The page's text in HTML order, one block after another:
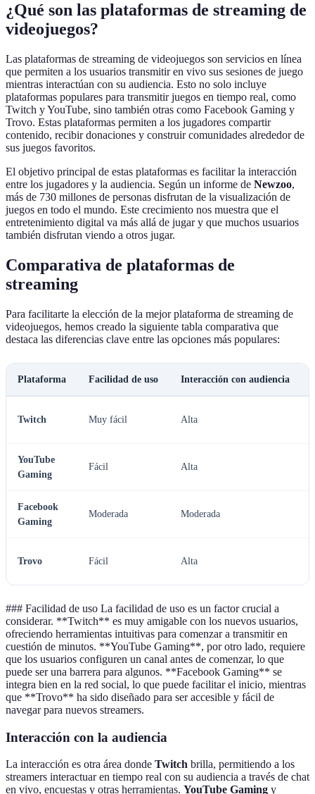
¿Qué son las plataformas de streaming de
videojuegos?
Las plataformas de streaming de videojuegos son servicios en línea
que permiten a los usuarios transmitir en vivo sus sesiones de juego
mientras interactúan con su audiencia. Esto no solo incluye
plataformas populares para transmitir juegos en tiempo real, como
Twitch y YouTube, sino también otras como Facebook Gaming y
Trovo. Estas plataformas permiten a los jugadores compartir
contenido, recibir donaciones y construir comunidades alrededor de
sus juegos favoritos.
El objetivo principal de estas plataformas es facilitar la interacción
entre los jugadores y la audiencia. Según un informe de Newzoo,
más de 730 millones de personas disfrutan de la visualización de
juegos en todo el mundo. Este crecimiento nos muestra que el
entretenimiento digital va más allá de jugar y que muchos usuarios
también disfrutan viendo a otros jugar.
Comparativa de plataformas de
streaming
Para facilitarte la elección de la mejor plataforma de streaming de
videojuegos, hemos creado la siguiente tabla comparativa que
destaca las diferencias clave entre las opciones más populares:
Plataforma Facilidad de uso Interacción con audiencia
Twitch Muy fácil Alta
YouTube
Gaming
Fácil Alta
Facebook
Gaming
Moderada Moderada
Trovo Fácil Alta
### Facilidad de uso La facilidad de uso es un factor crucial a
considerar. **Twitch** es muy amigable con los nuevos usuarios,
ofreciendo herramientas intuitivas para comenzar a transmitir en
cuestión de minutos. **YouTube Gaming**, por otro lado, requiere
que los usuarios configuren un canal antes de comenzar, lo que
puede ser una barrera para algunos. **Facebook Gaming** se
integra bien en la red social, lo que puede facilitar el inicio, mientras
que **Trovo** ha sido diseñado para ser accesible y fácil de
navegar para nuevos streamers.
Interacción con la audiencia
La interacción es otra área donde Twitch brilla, permitiendo a los
streamers interactuar en tiempo real con su audiencia a través de chat
en vivo, encuestas y otras herramientas. YouTube Gaming y